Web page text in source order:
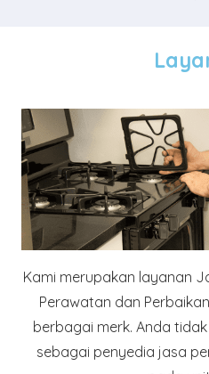
Kami merupakan layanan
Perawatan dan
berbagai merk. Anda
sebagai penyedia jasa